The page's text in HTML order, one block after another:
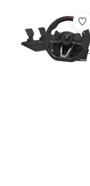
Beoordeling is 9,0